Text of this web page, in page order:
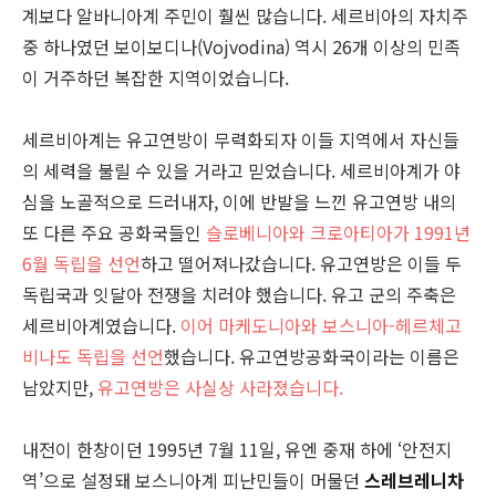
계보다 알바니아계 주민이 훨씬 많습니다. 세르비아의 자치주
중 하나였던 보이보디나(Vojvodina) 역시 26개 이상의 민족
이 거주하던 복잡한 지역이었습니다.
세르비아계는 유고연방이 무력화되자 이들 지역에서 자신들
의 세력을 불릴 수 있을 거라고 믿었습니다. 세르비아계가 야
심을 노골적으로 드러내자, 이에 반발을 느낀 유고연방 내의
또 다른 주요 공화국들인 슬로베니아와 크로아티아가 1991년
6월 독립을 선언하고 떨어져나갔습니다. 유고연방은 이들 두
독립국과 잇달아 전쟁을 치러야 했습니다. 유고 군의 주축은
세르비아계였습니다. 이어 마케도니아와 보스니아-헤르체고
비나도 독립을 선언했습니다. 유고연방공화국이라는 이름은
남았지만,유고연방은 사실상 사라졌습니다.
내전이 한창이던 1995년 7월 11일, 유엔 중재 하에 ‘안전지
역’으로 설정돼 보스니아계 피난민들이 머물던 스레브레니차